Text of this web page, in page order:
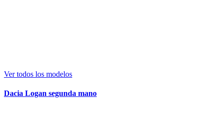
Ver todos los modelos
Dacia Logan segunda mano